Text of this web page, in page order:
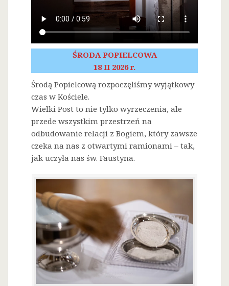
ŚRODA POPIELCOWA
18 II 2026 r.
Środą Popielcową rozpoczęliśmy wyjątkowy
czas w Kościele.
Wielki Post to nie tylko wyrzeczenia, ale
przede wszystkim przestrzeń na
odbudowanie relacji z Bogiem, który zawsze
czeka na nas z otwartymi ramionami – tak,
jak uczyła nas św. Faustyna.